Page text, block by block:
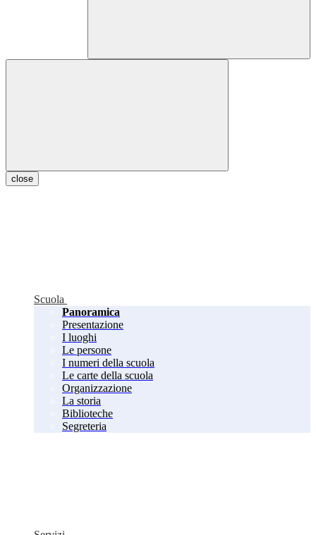
close
Scuola
Panoramica
Presentazione
I luoghi
Le persone
I numeri della scuola
Le carte della scuola
Organizzazione
La storia
Biblioteche
Segreteria